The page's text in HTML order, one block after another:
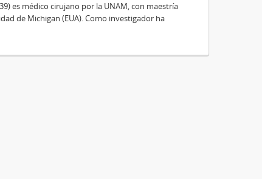
es médico cirujano por la UNAM, con maestría
de Michigan (EUA). Como investigador ha